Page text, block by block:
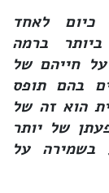
כיום לאחד
ביותר ברמה
על חייהם של
בהם תופס
הוא זה של
של יותר
בשמירה על